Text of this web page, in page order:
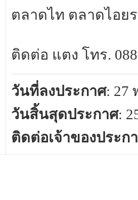
ตลาดไท ตลาดไอย
ติดต่อ แตง โทร.
วันที่ลงประกาศ: 27
วันสิ้นสุดประกาศ:
ติดต่อเจ้าของประก